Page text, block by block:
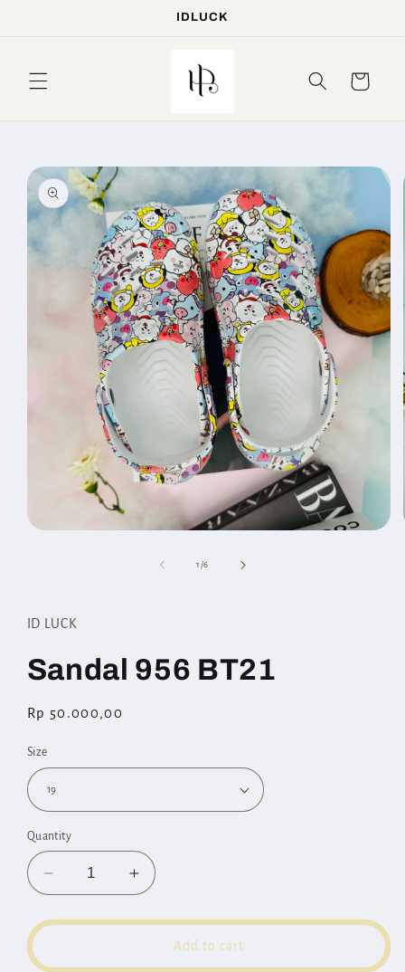
IDLUCK
Cart
Skip to
product
information
1 /of
6
ID LUCK
Sandal 956 BT21
Regular
Rp 50.000,00
Size
Quantity
Decrease
quantity
for
956
Increase
quantity
for
SandalAdd to cart